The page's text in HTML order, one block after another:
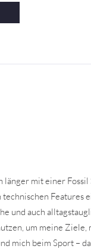
länger mit einer
Features
und auch
um meine Ziele,
mich beim Sport –